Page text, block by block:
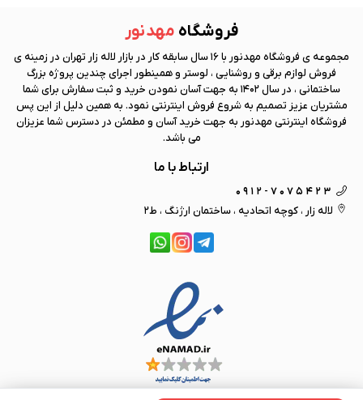
فروشگاه مهد نور
مجموعه ی فروشگاه مهد نور
با 16 سال سابقه کار در بازار لاله زار تهران در زمینه ی
فروش لوازم برقی و روشنایی ، لوستر و همینطور اجرای چندین پروژه بزرگ
ساختمانی ، در سال 1402 به جهت آسان نمودن خرید و ثبت سفارش برای شما
مشتریان عزیز تصمیم به شروع فروش اینترنتی نمود. به همین دلیل از این پس
فروشگاه اینترنتی مهد نور به جهت خرید آسان و مطمئن در دسترس شما عزیزان
می باشد.
ارتباط با ما
0912-7075423
لاله زار ، کوچه اتحادیه ، ساختمان ارژنگ ، ط2